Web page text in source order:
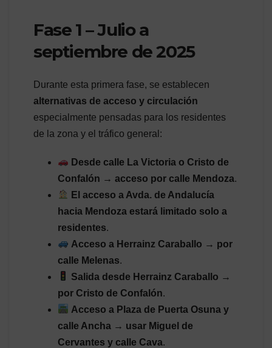
Fase 1 – Julio a
septiembre de 2025
Durante esta primera fase, se establecen
alternativas de acceso y circulación
especialmente pensadas para los residentes
de la zona y el tráfico general:
Desde calle La Victoria o Cristo de
Confalón → acceso por calle Mendoza.
El acceso a Avda. de Andalucía
hacia Mendoza estará limitado solo a
residentes.
Acceso a Herrainz Caraballo → por
calle Melenas.
Salida desde Herrainz Caraballo →
por Cristo de Confalón.
Acceso a Plaza de Puerta Osuna y
calle Ancha → usar Miguel de
Cervantes y calle Cava.